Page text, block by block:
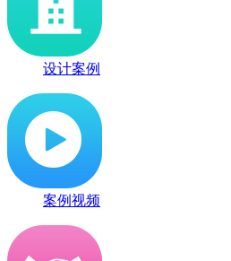
设计案例
案例视频